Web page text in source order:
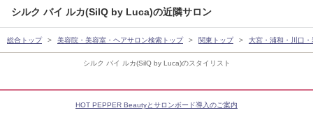
シルク バイ ルカ(SilQ by Luca)のスタイリスト
シルク バイ ルカ(SilQ by Luca)の近隣サロン
総合トップ 美容院・美容室・ヘアサロン検索トップ 関東トップ 大宮・浦和・川口
HOT PEPPER Beautyとサロンボード導入のご案内